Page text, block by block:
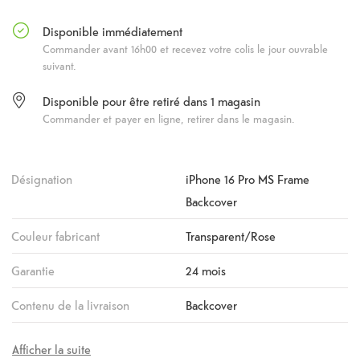
Disponible immédiatement
Commander avant 16h00 et recevez votre colis le jour ouvrable
suivant.
Disponible pour être retiré dans 1 magasin
Commander et payer en ligne, retirer dans le magasin.
Désignation
iPhone 16 Pro MS Frame
Backcover
Couleur fabricant Transparent/Rose
Garantie 24 mois
Contenu de la livraison Backcover
Afficher la suite